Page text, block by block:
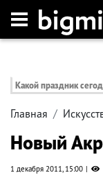
Какой праздник
Главная
Новый
1 декабря 2011, 15:00